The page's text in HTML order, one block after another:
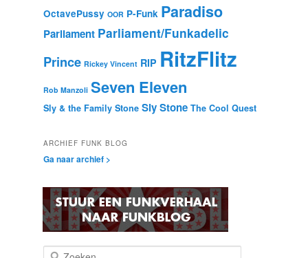
OctavePussy OOR P-Funk Paradiso
Parliament Parliament/Funkadelic
Prince Rickey Vincent RIP RitzFlitz
Rob Manzoli Seven Eleven
Sly & the Family Stone Sly Stone The Cool Quest
ARCHIEF FUNK BLOG
Ga naar archief >